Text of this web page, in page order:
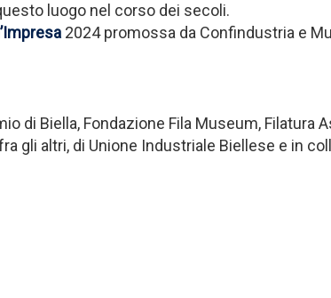
luogo nel corso dei secoli.
2024 promossa da Confindustria e
di Biella, Fondazione Fila Museum, Filatura
gli altri, di Unione Industriale Biellese e in